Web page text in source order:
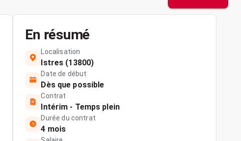
En résumé
Localisation
Istres (13800)
Date de début
Dès que possible
Contrat
Intérim - Temps plein
Durée du contrat
4 mois